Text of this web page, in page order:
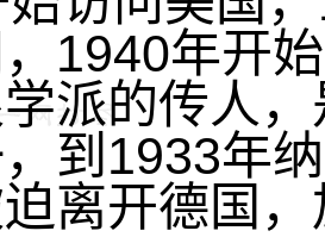
1940年开
派的传人
到1933年
离开德国